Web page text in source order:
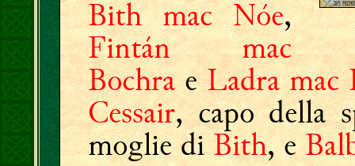
Bith mac Nóe,
Fintán mac
Bochra eLadra mac
Cessair, capo della
moglie diBith, e